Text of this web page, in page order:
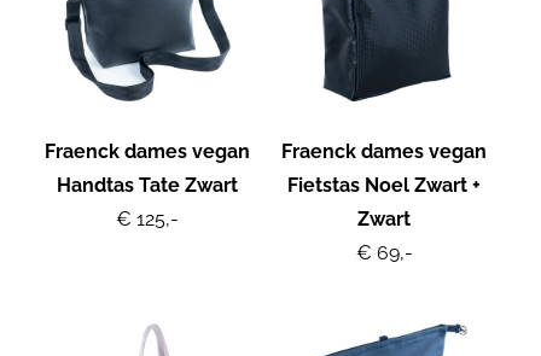
Fraenck dames vegan
Handtas Tate Zwart
€ 125,-
Fraenck dames vegan
Fietstas Noel Zwart +
Zwart
€ 69,-